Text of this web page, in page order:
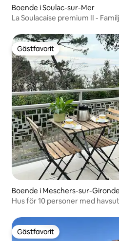
Boende i Soulac-sur-Mer
La Soulacaise premium II -
Gästfavorit
Gästfavorit
Boende i Meschers-sur-Gironde
Hus för 10 personer med
Gästfavorit
Gästfavorit